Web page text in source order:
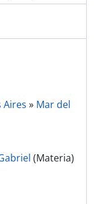
Aires » Mar del
(Materia)